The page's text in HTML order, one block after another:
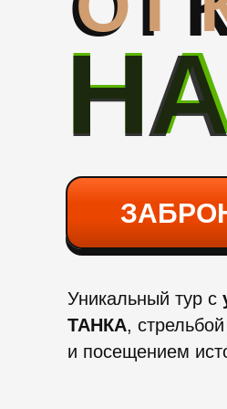
Уникальный тур с
ТАНКА,
и посещением